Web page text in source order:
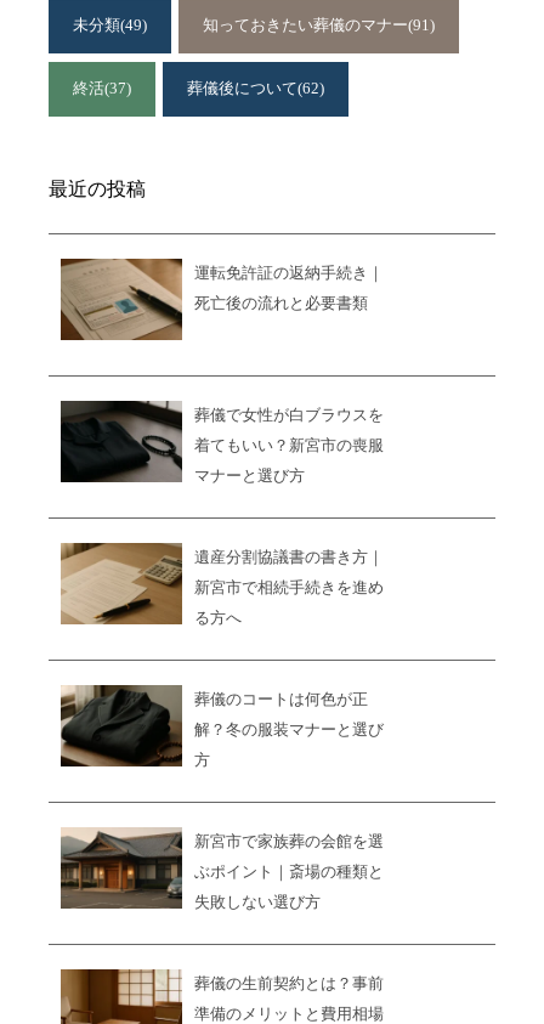
未分類(49) 知っておきたい葬儀のマナー(91)
終活(37) 葬儀後について(62)
最近の投稿
運転免許証の返納手続き｜
死亡後の流れと必要書類
葬儀で女性が白ブラウスを
着てもいい？新宮市の喪服
マナーと選び方
遺産分割協議書の書き方｜
新宮市で相続手続きを進め
る方へ
葬儀のコートは何色が正
解？冬の服装マナーと選び
方
新宮市で家族葬の会館を選
ぶポイント｜斎場の種類と
失敗しない選び方
葬儀の生前契約とは？事前
準備のメリットと費用相場